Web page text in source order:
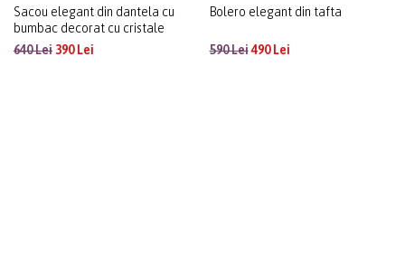
Sacou elegant din dantela cu
bumbac decorat cu cristale
640 Lei 390 Lei
Bolero elegant din tafta
590 Lei490 Lei